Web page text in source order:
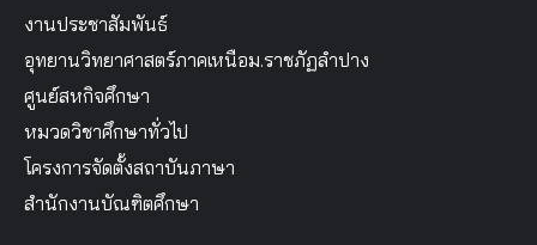
งานประชาสัมพันธ์
อุทยานวิทยาศาสตร์ภาคเหนือม.ราชภัฏลำปาง
ศูนย์สหกิจศึกษา
หมวดวิชาศึกษาทั่วไป
โครงการจัดตั้งสถาบันภาษา
สำนักงานบัณฑิตศึกษา